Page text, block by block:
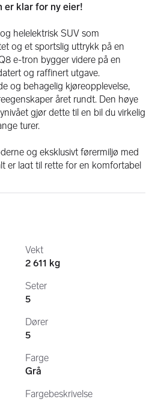
er klar for ny eier!
helelektrisk SUV som
og et sportslig uttrykk på en
e-tron bygger videre på en
og raffinert utgave.
og behagelig kjøreopplevelse,
året rundt. Den høye
gjør dette til en bil du virkelig
turer.
og eksklusivt førermiljø med
er lagt til rette for en komfortabel
SUV som passer godt både til
Vekt
2 611 kg
Seter
5
Dører
5
Farge
Grå
Fargebeskrivelse